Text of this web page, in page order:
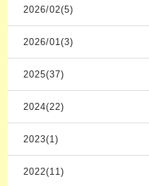
2026/02(5)
2026/01(3)
2025(37)
2024(22)
2023(1)
2022(11)